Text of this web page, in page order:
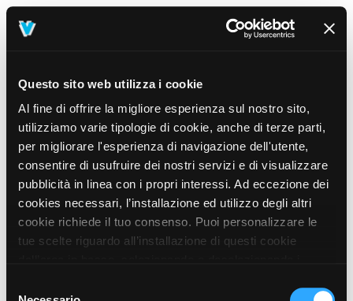
Questo sito web utilizza i cookie
Al fine di offrire la migliore esperienza sul nostro sito,
utilizziamo varie tipologie di cookie, anche di terze parti,
per migliorare l'esperienza di navigazione dell'utente,
consentire di usufruire dei nostri servizi e di visualizzare
pubblicità in linea con i propri interessi. Ad eccezione dei
cookies necessari, l’installazione ed utilizzo degli altri
cookie richiede il tuo consenso. Puoi personalizzare le
tue scelte riguardo all’installazione di questi cookie
prosegui” o decidere di accettare tutti i cookie, cliccando